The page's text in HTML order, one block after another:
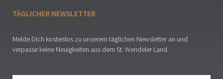
TÄGLICHER NEWSLETTER
Melde Dich kostenlos zu unserem täglichen Newsletter an und
verpasse keine Neuigkeiten aus dem St. Wendeler Land.